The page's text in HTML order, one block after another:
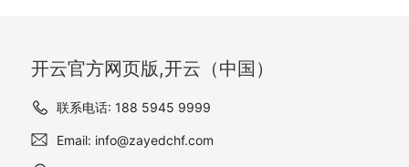
开云官方网页版,开云（中国）
联系电话: 188 5945 9999
Email: info@zayedchf.com